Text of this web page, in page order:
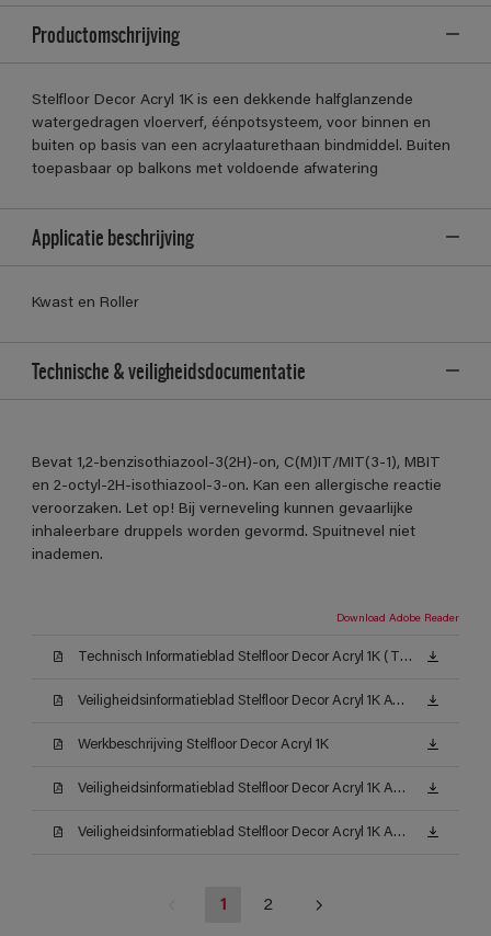
Productomschrijving
Stelfloor Decor Acryl 1K is een dekkende halfglanzende
watergedragen vloerverf, éénpotsysteem, voor binnen en
buiten op basis van een acrylaaturethaan bindmiddel. Buiten
toepasbaar op balkons met voldoende afwatering
Applicatie beschrijving
Kwast en Roller
Technische & veiligheidsdocumentatie
Bevat 1,2-benzisothiazool-3(2H)-on, C(M)IT/MIT(3-1), MBIT
en 2-octyl-2H-isothiazool-3-on. Kan een allergische reactie
veroorzaken. Let op! Bij verneveling kunnen gevaarlijke
inhaleerbare druppels worden gevormd. Spuitnevel niet
inademen.
Download Adobe Reader
Technisch Informatieblad Stelfloor Decor Acryl 1K (TDS)
Veiligheidsinformatieblad Stelfloor Decor Acryl 1K AW (MSDS)
Werkbeschrijving Stelfloor Decor Acryl 1K
Veiligheidsinformatieblad Stelfloor Decor Acryl 1K AC (MSDS)
Veiligheidsinformatieblad Stelfloor Decor Acryl 1K AC (MSDS)
1 2